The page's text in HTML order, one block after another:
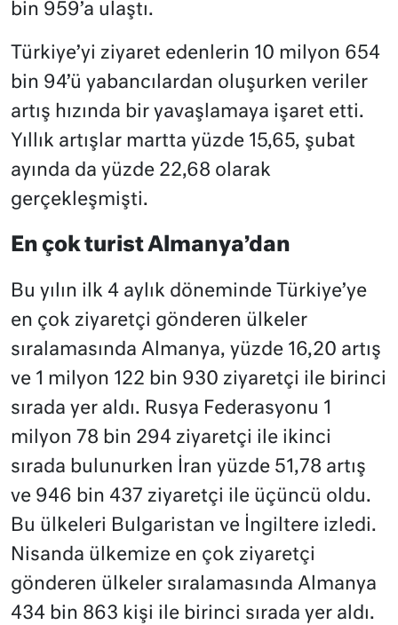
bin 959’a ulaştı.
Türkiye’yi ziyaret edenlerin 10 milyon 654
bin 94’ü yabancılardan oluşurken veriler
artış hızında bir yavaşlamaya işaret etti.
Yıllık artışlar martta yüzde 15,65, şubat
ayında da yüzde 22,68 olarak
gerçekleşmişti.
En çok turist Almanya’dan
Bu yılın ilk 4 aylık döneminde Türkiye’ye
en çok ziyaretçi gönderen ülkeler
sıralamasında Almanya, yüzde 16,20 artış
ve 1 milyon 122 bin 930 ziyaretçi ile birinci
sırada yer aldı. Rusya Federasyonu 1
milyon 78 bin 294 ziyaretçi ile ikinci
sırada bulunurken İran yüzde 51,78 artış
ve 946 bin 437 ziyaretçi ile üçüncü oldu.
Bu ülkeleri Bulgaristan ve İngiltere izledi.
Nisanda ülkemize en çok ziyaretçi
gönderen ülkeler sıralamasında Almanya
434 bin 863 kişi ile birinci sırada yer aldı.